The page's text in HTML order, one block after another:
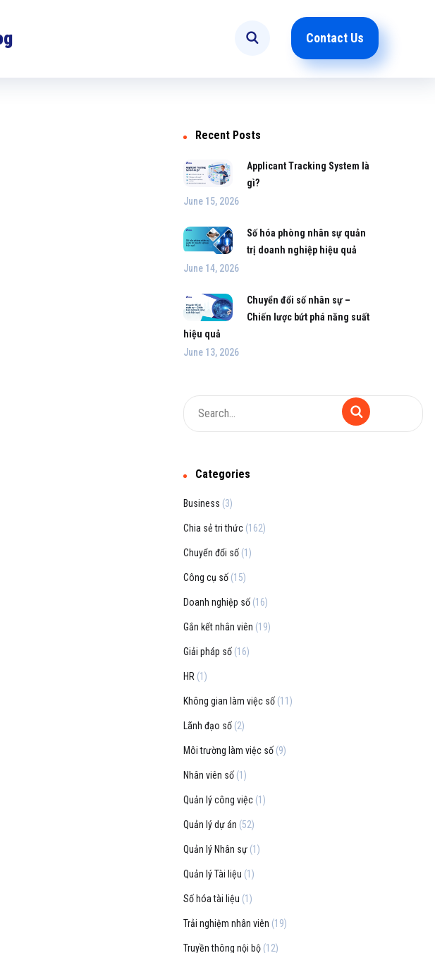
Contact Us
Recent Posts
Applicant Tracking System là
gì?
June 15, 2026
Số hóa phòng nhân sự quản
trị doanh nghiệp hiệu quả
June 14, 2026
Chuyển đổi số nhân sự –
Chiến lược bứt phá năng suất
hiệu quả
June 13, 2026
Categories
Business (3)
Chia sẻ tri thức (162)
Chuyển đổi số (1)
Công cụ số (15)
Doanh nghiệp số (16)
Gắn kết nhân viên (19)
Giải pháp số (16)
HR (1)
Không gian làm việc số (11)
Lãnh đạo số (2)
Môi trường làm việc số (9)
Nhân viên số (1)
Quản lý công việc (1)
Quản lý dự án (52)
Quản lý Nhân sự (1)
Quản lý Tài liệu (1)
Số hóa tài liệu (1)
Trải nghiệm nhân viên (19)
Truyền thông nội bộ (12)